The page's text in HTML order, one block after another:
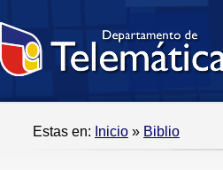
Estas en: Inicio » Biblio